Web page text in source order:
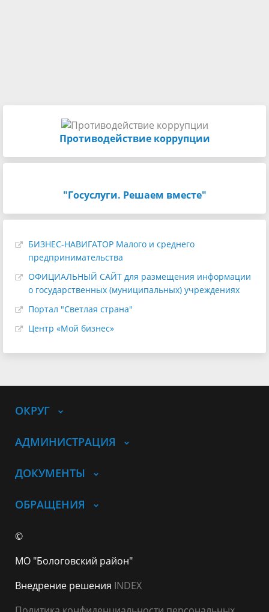
Противодействие коррупции
"Госуслуги. Решаем вместе"
БИЗНЕС-НАВИГАТОР Малого и среднего
предпринимательства
ОФИЦИАЛЬНЫЙ САЙТ для размещения информации
о государственных (муниципальных) учреждениях
Портал "Светлая страна"
Центр «Мой бизнес»
ОКРУГ
АДМИНИСТРАЦИЯ
ДОКУМЕНТЫ
ОБРАЩЕНИЯ
©
МО "Бологовский район"
Внедрение решения INDEX